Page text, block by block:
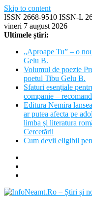
Skip to content
ISSN 2668-9510 ISSN-L
vineri 7 august 2026
Ultimele știri:
„Aproape Tu” – o
Gelu B.
Volumul de poezie
poetul Tibu Gelu B.
Sfaturi esențiale
companie –
Editura Nemira
ar putea afecta pe
limba și literatura
Cercetării
Cum devii eligibil